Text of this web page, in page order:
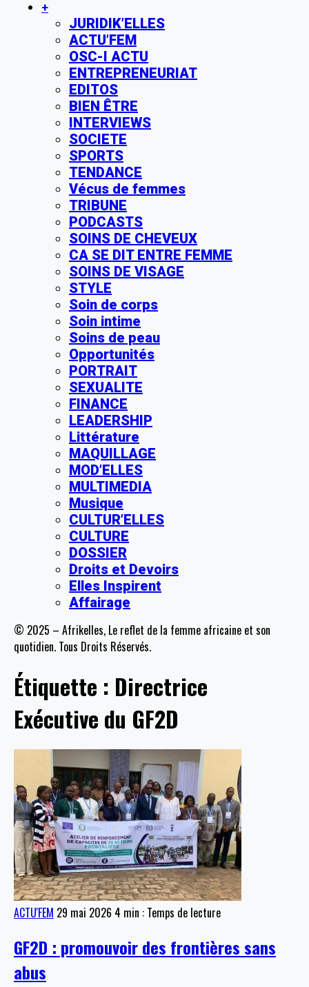
+
JURIDIK’ELLES
ACTU’FEM
OSC-I ACTU
ENTREPRENEURIAT
EDITOS
BIEN ÊTRE
INTERVIEWS
SOCIETE
SPORTS
TENDANCE
Vécus de femmes
TRIBUNE
PODCASTS
SOINS DE CHEVEUX
CA SE DIT ENTRE FEMME
SOINS DE VISAGE
STYLE
Soin de corps
Soin intime
Soins de peau
Opportunités
PORTRAIT
SEXUALITE
FINANCE
LEADERSHIP
Littérature
MAQUILLAGE
MOD’ELLES
MULTIMEDIA
Musique
CULTUR’ELLES
CULTURE
DOSSIER
Droits et Devoirs
Elles Inspirent
Affairage
© 2025 – Afrikelles, Le reflet de la femme africaine et son
quotidien. Tous Droits Réservés.
Étiquette : Directrice
Exécutive du GF2D
ACTU'FEM 29 mai 2026 4 min : Temps de lecture
GF2D : promouvoir des frontières sans
abus